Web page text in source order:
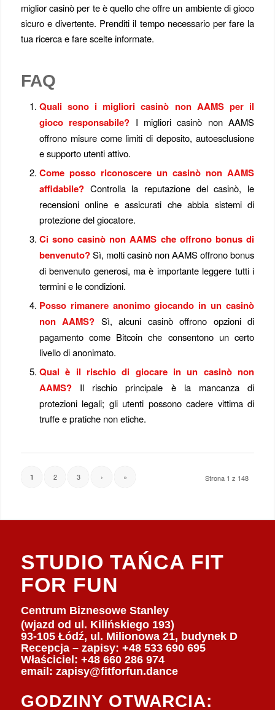
miglior casinò per te è quello che offre un ambiente di gioco
sicuro e divertente. Prenditi il tempo necessario per fare la
tua ricerca e fare scelte informate.
FAQ
Quali sono i migliori casinò non AAMS per il
gioco responsabile? I migliori casinò non AAMS
offrono misure come limiti di deposito, autoesclusione
e supporto utenti attivo.
Come posso riconoscere un casinò non AAMS
affidabile?Controlla la reputazione del casinò, le
recensioni online e assicurati che abbia sistemi di
protezione del giocatore.
Ci sono casinò non AAMS che offrono bonus di
benvenuto?Sì, molti casinò non AAMS offrono bonus
di benvenuto generosi, ma è importante leggere tutti i
termini e le condizioni.
Posso rimanere anonimo giocando in un casinò
non AAMS? Sì, alcuni casinò offrono opzioni di
pagamento come Bitcoin che consentono un certo
livello di anonimato.
Qual è il rischio di giocare in un casinò non
AAMS?Il rischio principale è la mancanza di
protezioni legali; gli utenti possono cadere vittima di
truffe e pratiche non etiche.
Strona 1 z 148
1 2 3 › »
STUDIO TAŃCA FIT
FOR FUN
Centrum Biznesowe Stanley
(wjazd od ul. Kilińskiego 193)
93-105 Łódź, ul. Milionowa 21, budynek D
Recepcja – zapisy: +48 533 690 695
Właściciel: +48 660 286 974
email: zapisy@fitforfun.dance
GODZINY OTWARCIA: